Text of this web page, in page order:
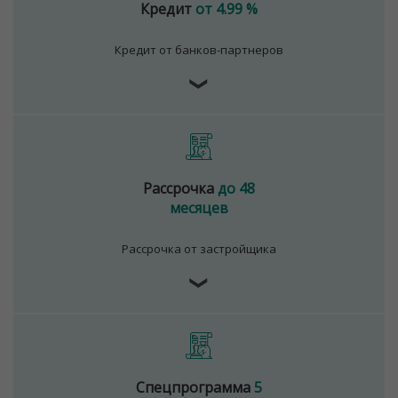
Кредит от 4.99 %
Кредит от банков-партнеров
❯
Рассрочкадо 48
месяцев
Рассрочка от застройщика
❯
Спецпрограмма5